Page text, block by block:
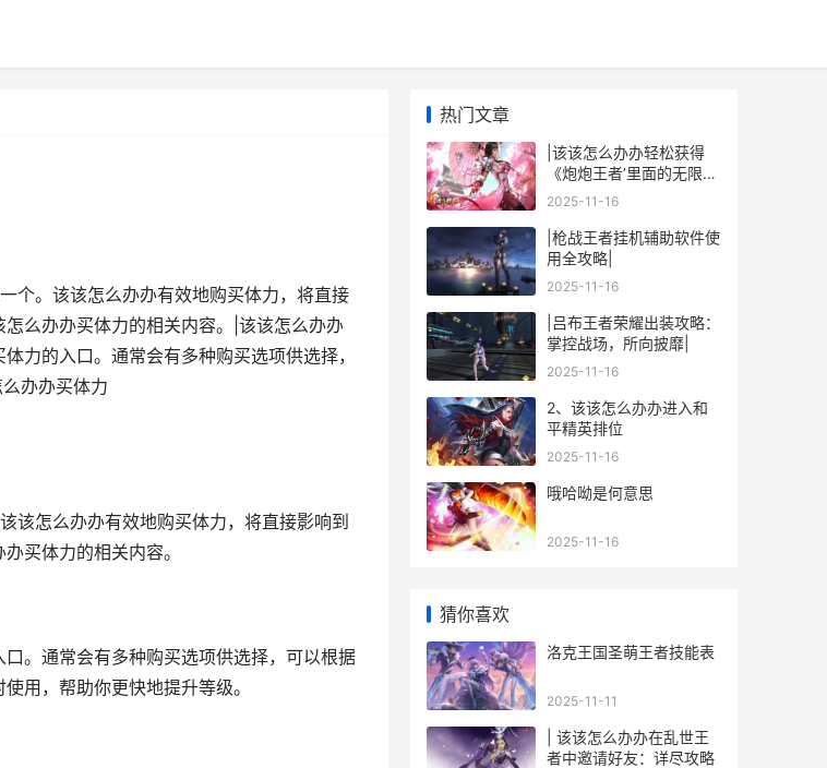
个。该该怎么办办有效地购买体力，将直接
么办办买体力的相关内容。|该该怎么办办
力的入口。通常会有多种购买选项供选择，
办办买体力
该怎么办办有效地购买体力，将直接影响到
买体力的相关内容。
。通常会有多种购买选项供选择，可以根据
用，帮助你更快地提升等级。
热门文章
|该该怎么办办轻松获得
《炮炮王者’里面的无限金
币和星星|
2025-11-16
|枪战王者挂机辅助软件使
用全攻略|
2025-11-16
|吕布王者荣耀出装攻略：
掌控战场，所向披靡|
2025-11-16
2、该该怎么办办进入和
平精英排位
2025-11-16
哦哈呦是何意思
2025-11-16
猜你喜欢
洛克王国圣萌王者技能表
2025-11-11
| 该该怎么办办在乱世王
者中邀请好友：详尽攻略